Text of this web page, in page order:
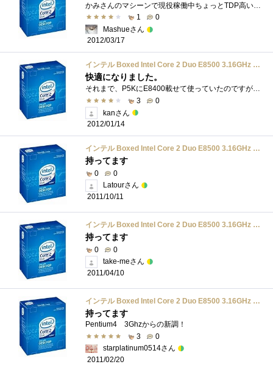
1
0
Mashueさん
2012/03/17
インテル Boxed Intel Core 2 Duo E8500 3.16GHz BX80570E8500
快適になりました。
それまで、P5KにE8400載せて使っていたのですが、もう1台必要になったので、これとP5Qを買いました。Win7Ultimate３２Bitがそこそこ動いています。地�...
3
0
kanさん
2012/01/14
インテル Boxed Intel Core 2 Duo E8500 3.16GHz BX80570E8500
持ってます
0
0
Latourさん
2011/10/11
インテル Boxed Intel Core 2 Duo E8500 3.16GHz BX80570E8500
持ってます
0
0
take-meさん
2011/04/10
インテル Boxed Intel Core 2 Duo E8500 3.16GHz BX80570E8500
持ってます
Pentium4 3Ghzからの新調！
3
0
starplatinum0514さん
2011/02/20